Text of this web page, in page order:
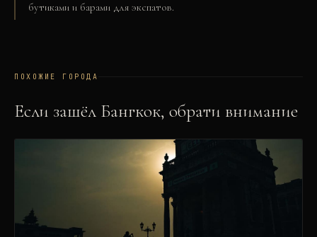
бутиками и барами для экспатов.
ПОХОЖИЕ ГОРОДА
Если зашёл Бангкок, обрати внимание